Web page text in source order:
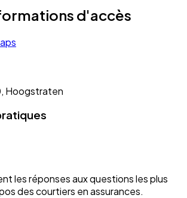
d'accès
Hoogstraten
les réponses aux questions les plus
des courtiers en assurances.